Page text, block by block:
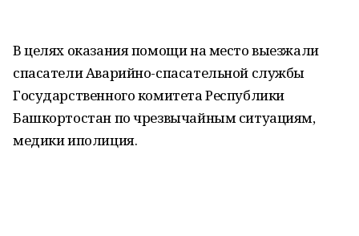
В целях оказания помощи на место выезжали
спасатели Аварийно-спасательной службы
Государственного комитета Республики
Башкортостан по чрезвычайным ситуациям,
медики иполиция.